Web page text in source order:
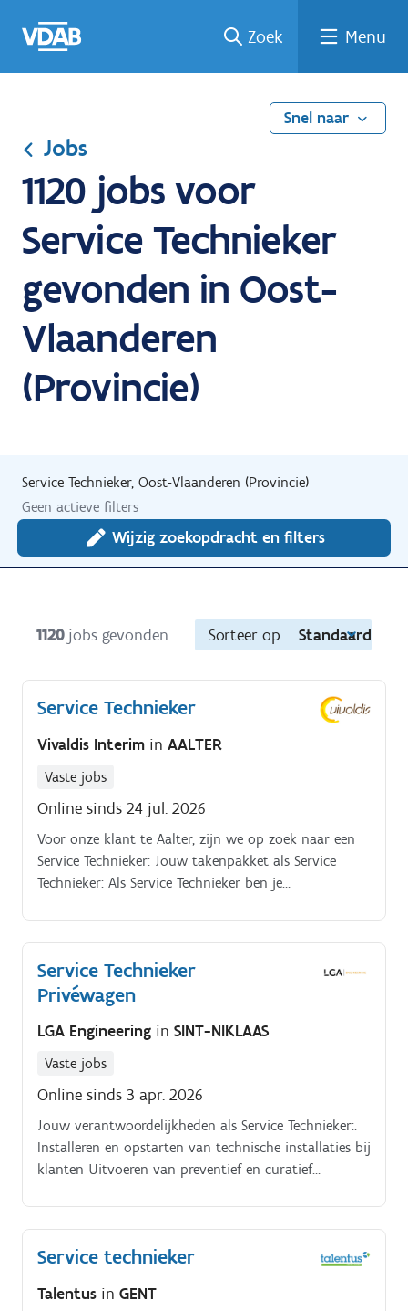
naar
een
een
job
naar
Zoek Menu
Snel naar
Jobs
1120 jobs voor
Service Technieker
gevonden in Oost-
Vlaanderen
(Provincie)
Service Technieker, Oost-Vlaanderen (Provincie)
Geen actieve filters
Wijzig zoekopdracht en filters
1120 jobs gevonden Sorteer op Standaard
Service Technieker
Vivaldis Interim in AALTER
Vaste jobs
Online sinds 24 jul. 2026
Voor onze klant te Aalter, zijn we op zoek naar een
Service Technieker: Jouw takenpakket als Service
Technieker: Als Service Technieker ben je
en herstellen van CV en HVAC installaties bij onze
klanten. Je stelt storingen vast en zorgt voor de snelle
en professionele oplossing van technische problemen.
Service Technieker
Privéwagen
LGA Engineering in SINT-NIKLAAS
Vaste jobs
Online sinds 3 apr. 2026
Jouw verantwoordelijkheden als Service Technieker:.
Installeren en opstarten van technische installaties bij
klanten Uitvoeren van preventief en curatief
werking te garanderen Technische ondersteuning
bieden en klanten begeleiden bij het gebruik van
meedenken over technische verbeteringen
Service technieker
Talentus in GENT